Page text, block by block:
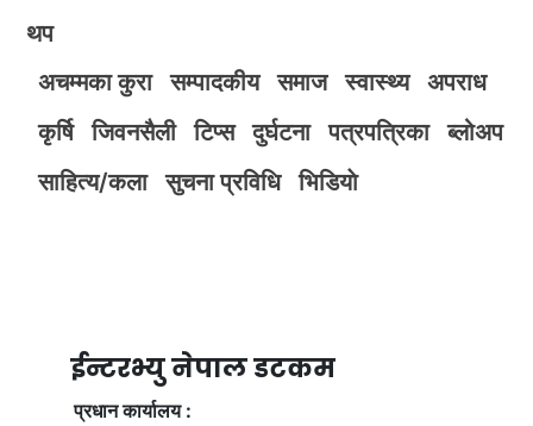
थप
अचम्मका कुरा
सम्पादकीय समाज स्वास्थ्य
अपराध
कृर्षि
जिवनसैली टिप्स दुर्घटना पत्रपत्रिका
ब्लोअप
साहित्य/कला
सुचना प्रविधि भिडियाे
ईन्टरभ्यु नेपाल डटकम
प्रधान कार्यालय :